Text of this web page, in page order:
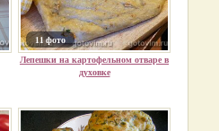
11 фото
Лепешки на картофельном отваре в
духовке